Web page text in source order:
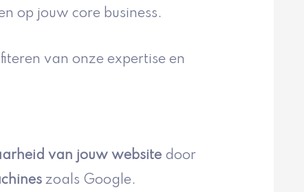
op jouw core business.
van onze expertise en
van jouw website door
zoals Google.